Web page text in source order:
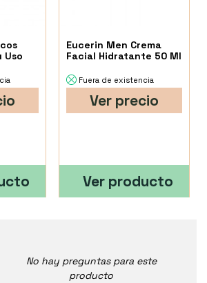
Uso
Eucerin Men Crema
Facial Hidratante 50 Ml
Fuera de existencia
Ver precio
Ver producto
No hay preguntas para este
producto